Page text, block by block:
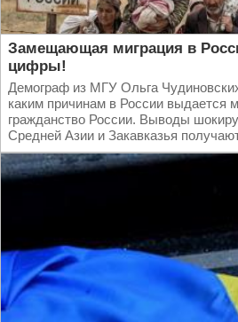
Замещающая миграция в
цифры!
Демограф из МГУ Ольга
каким причинам в России
гражданство России. Выводы
Средней Азии и Закавказья